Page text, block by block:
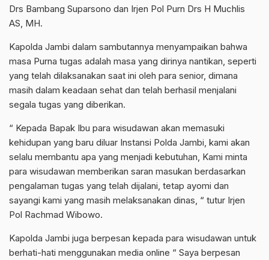
Drs Bambang Suparsono dan Irjen Pol Purn Drs H Muchlis
AS, MH.
Kapolda Jambi dalam sambutannya menyampaikan bahwa
masa Purna tugas adalah masa yang dirinya nantikan, seperti
yang telah dilaksanakan saat ini oleh para senior, dimana
masih dalam keadaan sehat dan telah berhasil menjalani
segala tugas yang diberikan.
“ Kepada Bapak Ibu para wisudawan akan memasuki
kehidupan yang baru diluar Instansi Polda Jambi, kami akan
selalu membantu apa yang menjadi kebutuhan, Kami minta
para wisudawan memberikan saran masukan berdasarkan
pengalaman tugas yang telah dijalani, tetap ayomi dan
sayangi kami yang masih melaksanakan dinas, “ tutur Irjen
Pol Rachmad Wibowo.
Kapolda Jambi juga berpesan kepada para wisudawan untuk
berhati-hati menggunakan media online “ Saya berpesan